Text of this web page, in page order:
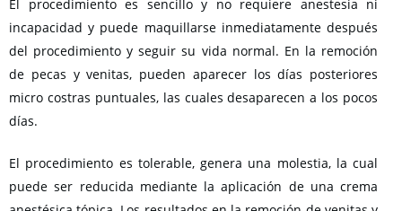
El procedimiento es sencillo y no requiere anestesia ni
incapacidad y puede maquillarse inmediatamente después
del procedimiento y seguir su vida normal. En la remoción
de pecas y venitas, pueden aparecer los días posteriores
micro costras puntuales, las cuales desaparecen a los pocos
días.
El procedimiento es tolerable, genera una molestia, la cual
puede ser reducida mediante la aplicación de una crema